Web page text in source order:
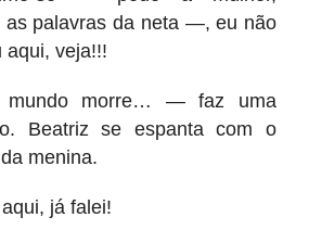
as palavras da neta —, eu não
aqui, veja!!!
mundo morre… — faz uma
Beatriz se espanta com o
menina.
já falei!